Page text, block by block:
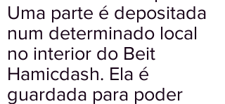
Uma parte é depositada
num determinado local
no interior do Beit
Hamicdash. Ela é
guardada para poder